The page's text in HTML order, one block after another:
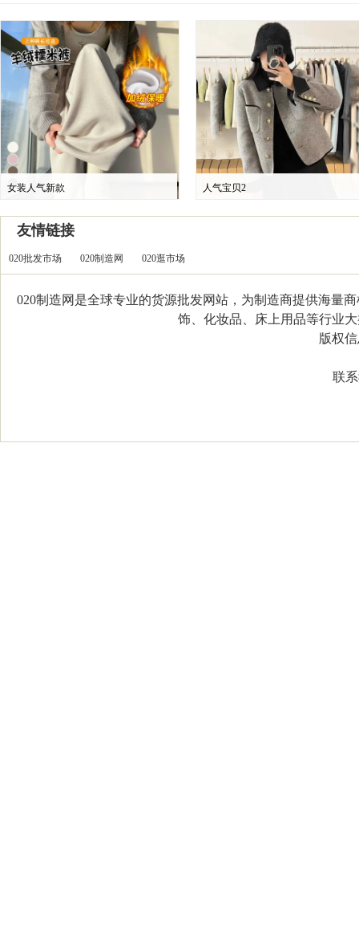
女装人气新款 人气宝贝2
友情链接
020批发市场 020制造网 020逛市场
020制造网是全球专业的货源批发网站，为制造商提供海量
饰、化妆品、床上用品等行业
版权信
联